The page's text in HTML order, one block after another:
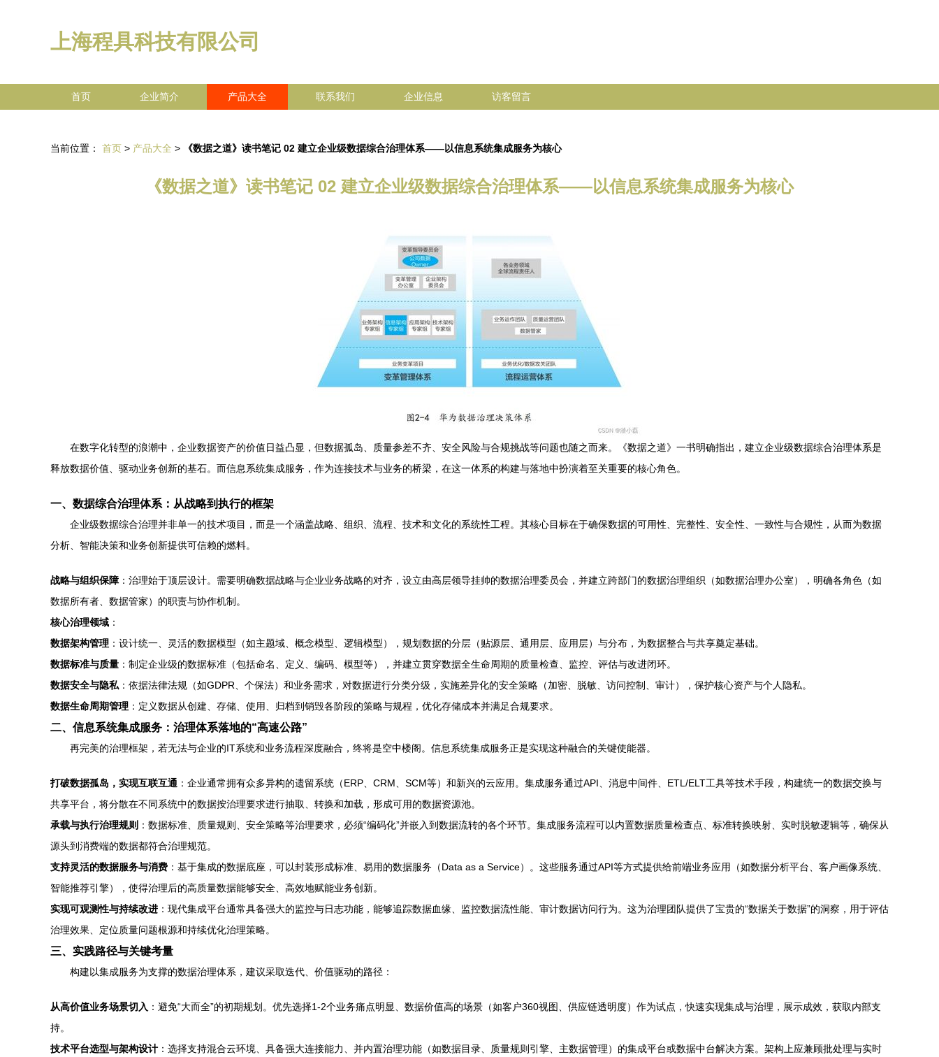
上海程具科技有限公司
首页 企业简介 产品大全 联系我们 企业信息 访客留言
当前位置： 首页 > 产品大全 > 《数据之道》读书笔记 02 建立企业级数据综合治理体系——以信息系统集成服务为核心
《数据之道》读书笔记 02 建立企业级数据综合治理体系——以信息系统集成服务为核心
在数字化转型的浪潮中，企业数据资产的价值日益凸显，但数据孤岛、质量参差不齐、安全风险与合规挑战等问题也随之而来。《数据之道》一书明确指出，建立企业级数据综合治理体系是
释放数据价值、驱动业务创新的基石。而信息系统集成服务，作为连接技术与业务的桥梁，在这一体系的构建与落地中扮演着至关重要的核心角色。
一、数据综合治理体系：从战略到执行的框架
企业级数据综合治理并非单一的技术项目，而是一个涵盖战略、组织、流程、技术和文化的系统性工程。其核心目标在于确保数据的可用性、完整性、安全性、一致性与合规性，从而为数据
分析、智能决策和业务创新提供可信赖的燃料。
战略与组织保障 ：治理始于顶层设计。需要明确数据战略与企业业务战略的对齐，设立由高层领导挂帅的数据治理委员会，并建立跨部门的数据治理组织（如数据治理办公室），明确各角色（如
数据所有者、数据管家）的职责与协作机制。
核心治理领域 ：
数据架构管理 ：设计统一、灵活的数据模型（如主题域、概念模型、逻辑模型），规划数据的分层（贴源层、通用层、应用层）与分布，为数据整合与共享奠定基础。
数据标准与质量 ：制定企业级的数据标准（包括命名、定义、编码、模型等），并建立贯穿数据全生命周期的质量检查、监控、评估与改进闭环。
数据安全与隐私 ：依据法律法规（如GDPR、个保法）和业务需求，对数据进行分类分级，实施差异化的安全策略（加密、脱敏、访问控制、审计），保护核心资产与个人隐私。
数据生命周期管理 ：定义数据从创建、存储、使用、归档到销毁各阶段的策略与规程，优化存储成本并满足合规要求。
二、信息系统集成服务：治理体系落地的“高速公路”
再完美的治理框架，若无法与企业的IT系统和业务流程深度融合，终将是空中楼阁。信息系统集成服务正是实现这种融合的关键使能器。
打破数据孤岛，实现互联互通 ：企业通常拥有众多异构的遗留系统（ERP、CRM、SCM等）和新兴的云应用。集成服务通过API、消息中间件、ETL/ELT工具等技术手段，构建统一的数据交换与
共享平台，将分散在不同系统中的数据按治理要求进行抽取、转换和加载，形成可用的数据资源池。
承载与执行治理规则 ：数据标准、质量规则、安全策略等治理要求，必须“编码化”并嵌入到数据流转的各个环节。集成服务流程可以内置数据质量检查点、标准转换映射、实时脱敏逻辑等，确保从
源头到消费端的数据都符合治理规范。
支持灵活的数据服务与消费 ：基于集成的数据底座，可以封装形成标准、易用的数据服务（Data as a Service）。这些服务通过API等方式提供给前端业务应用（如数据分析平台、客户画像系统、
智能推荐引擎），使得治理后的高质量数据能够安全、高效地赋能业务创新。
实现可观测性与持续改进 ：现代集成平台通常具备强大的监控与日志功能，能够追踪数据血缘、监控数据流性能、审计数据访问行为。这为治理团队提供了宝贵的“数据关于数据”的洞察，用于评估
治理效果、定位质量问题根源和持续优化治理策略。
三、实践路径与关键考量
构建以集成服务为支撑的数据治理体系，建议采取迭代、价值驱动的路径：
从高价值业务场景切入 ：避免“大而全”的初期规划。优先选择1-2个业务痛点明显、数据价值高的场景（如客户360视图、供应链透明度）作为试点，快速实现集成与治理，展示成效，获取内部支
持。
技术平台选型与架构设计 ：选择支持混合云环境、具备强大连接能力、并内置治理功能（如数据目录、质量规则引擎、主数据管理）的集成平台或数据中台解决方案。架构上应兼顾批处理与实时